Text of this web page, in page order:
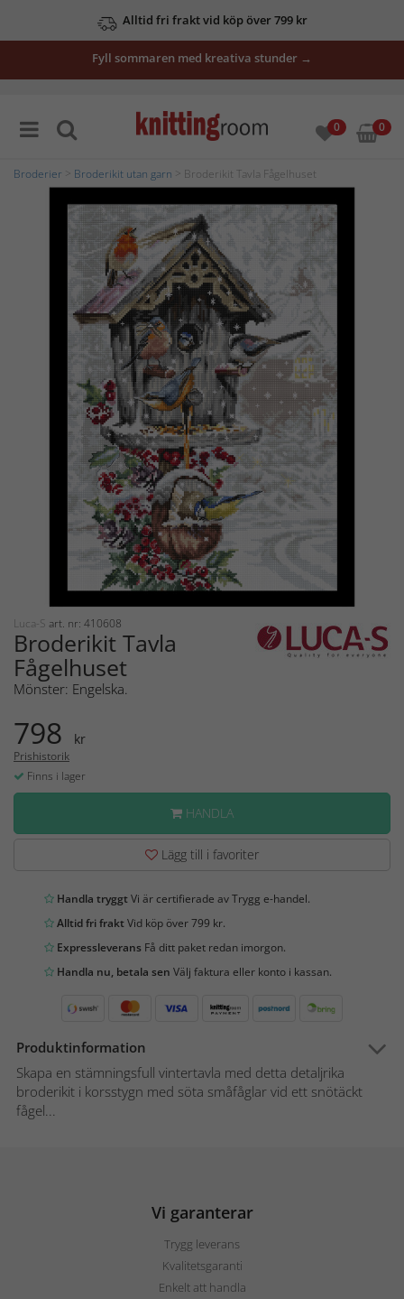
Alltid fri frakt vid köp över 799 kr
Fyll sommaren med kreativa stunder →
0 0
Broderier Broderikit utan garn > Broderikit Tavla Fågelhuset
Luca-S art. nr: 410608
Broderikit Tavla
Fågelhuset
Mönster: Engelska.
798 kr
Prishistorik
Finns i lager
HANDLA
Lägg till i favoriter
Handla tryggtVi är certifierade av Trygg e-handel.
Alltid fri fraktVid köp över 799 kr.
Expressleverans Få ditt paket redan imorgon.
Handla nu, betala sen Välj faktura eller konto i kassan.
Produktinformation
Skapa en stämningsfull vintertavla med detta detaljrika
broderikit i korsstygn med söta småfåglar vid ett snötäckt
fågel...
Vi garanterar
Trygg leverans
Kvalitetsgaranti
Enkelt att handla